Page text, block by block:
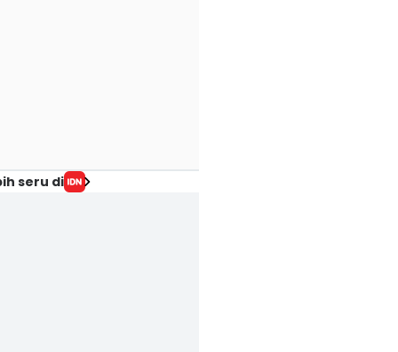
seru di